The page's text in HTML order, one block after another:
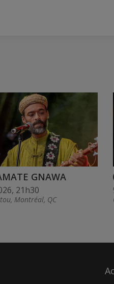
GNAWA
21h30
Montréal, QC